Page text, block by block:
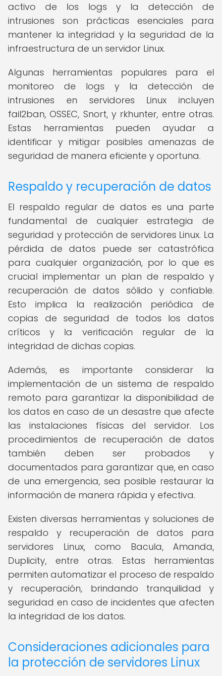
activo de los logs y la detección de
intrusiones son prácticas esenciales para
mantener la integridad y la seguridad de la
infraestructura de un servidor Linux.
Algunas herramientas populares para el
monitoreo de logs y la detección de
intrusiones en servidores Linux incluyen
fail2ban, OSSEC, Snort, y rkhunter, entre otras.
Estas herramientas pueden ayudar a
identificar y mitigar posibles amenazas de
seguridad de manera eficiente y oportuna.
Respaldo y recuperación de datos
El respaldo regular de datos es una parte
fundamental de cualquier estrategia de
seguridad y protección de servidores Linux. La
pérdida de datos puede ser catastrófica
para cualquier organización, por lo que es
crucial implementar un plan de respaldo y
recuperación de datos sólido y confiable.
Esto implica la realización periódica de
copias de seguridad de todos los datos
críticos y la verificación regular de la
integridad de dichas copias.
Además, es importante considerar la
implementación de un sistema de respaldo
remoto para garantizar la disponibilidad de
los datos en caso de un desastre que afecte
las instalaciones físicas del servidor. Los
procedimientos de recuperación de datos
también deben ser probados y
documentados para garantizar que, en caso
de una emergencia, sea posible restaurar la
información de manera rápida y efectiva.
Existen diversas herramientas y soluciones de
respaldo y recuperación de datos para
servidores Linux, como Bacula, Amanda,
Duplicity, entre otras. Estas herramientas
permiten automatizar el proceso de respaldo
y recuperación, brindando tranquilidad y
seguridad en caso de incidentes que afecten
la integridad de los datos.
Consideraciones adicionales para
la protección de servidores Linux